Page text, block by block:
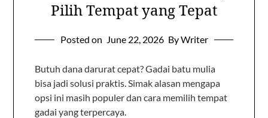
Pilih Tempat yang Tepat
Posted on June 22, 2026 By Writer
Butuh dana darurat cepat? Gadai batu mulia
bisa jadi solusi praktis. Simak alasan mengapa
opsi ini masih populer dan cara memilih tempat
gadai yang terpercaya.